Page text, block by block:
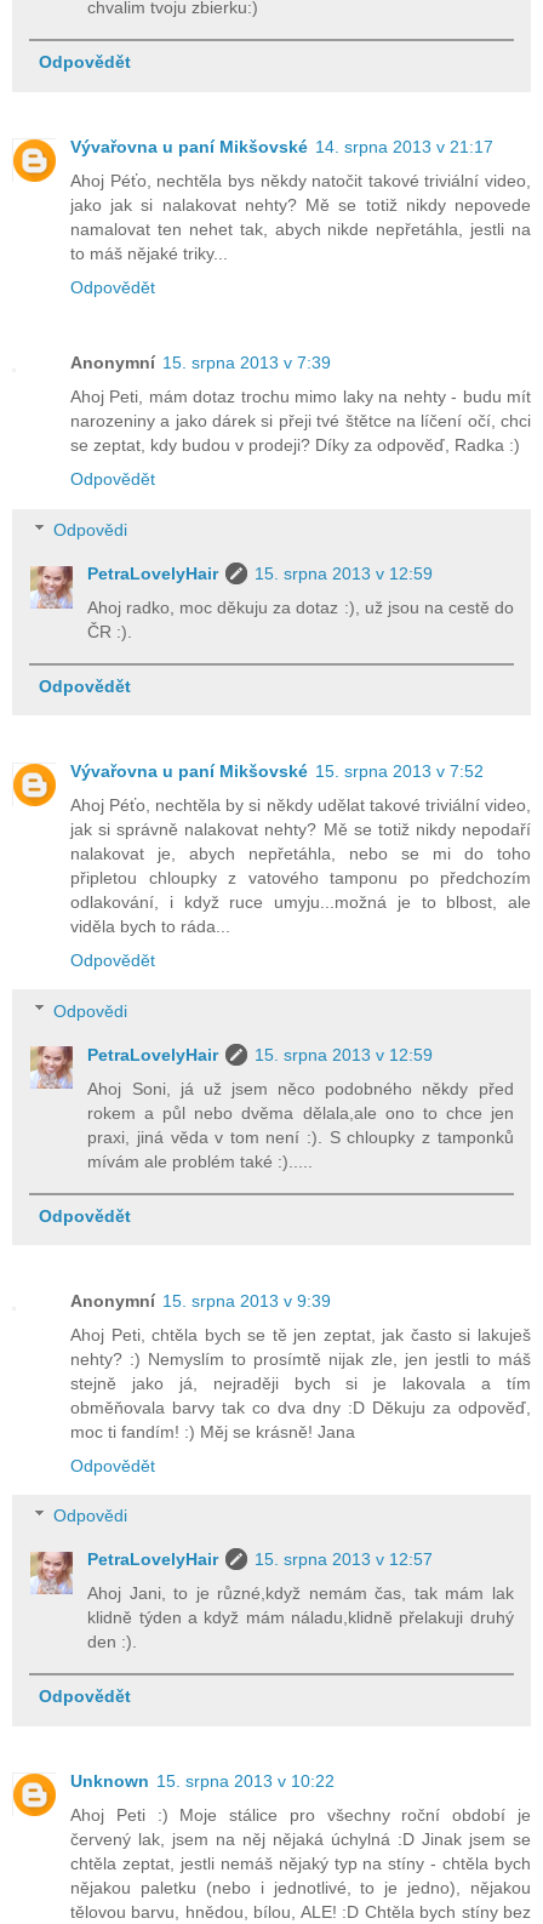
chvalim tvoju zbierku:)
Odpovědět
Vývařovna u paní Mikšovské 14. srpna 2013 v 21:17
Ahoj Péťo, nechtěla bys někdy natočit takové triviální video,
jako jak si nalakovat nehty? Mě se totiž nikdy nepovede
namalovat ten nehet tak, abych nikde nepřetáhla, jestli na
to máš nějaké triky...
Odpovědět
Anonymní 15. srpna 2013 v 7:39
Ahoj Peti, mám dotaz trochu mimo laky na nehty - budu mít
narozeniny a jako dárek si přeji tvé štětce na líčení očí, chci
se zeptat, kdy budou v prodeji? Díky za odpověď, Radka :)
Odpovědět
Odpovědi
PetraLovelyHair
15. srpna 2013 v 12:59
Ahoj radko, moc děkuju za dotaz :), už jsou na cestě do
ČR :).
Odpovědět
Vývařovna u paní Mikšovské 15. srpna 2013 v 7:52
Ahoj Péťo, nechtěla by si někdy udělat takové triviální video,
jak si správně nalakovat nehty? Mě se totiž nikdy nepodaří
nalakovat je, abych nepřetáhla, nebo se mi do toho
připletou chloupky z vatového tamponu po předchozím
odlakování, i když ruce umyju...možná je to blbost, ale
viděla bych to ráda...
Odpovědět
Odpovědi
PetraLovelyHair
15. srpna 2013 v 12:59
Ahoj Soni, já už jsem něco podobného někdy před
rokem a půl nebo dvěma dělala,ale ono to chce jen
praxi, jiná věda v tom není :). S chloupky z tamponků
mívám ale problém také :).....
Odpovědět
Anonymní 15. srpna 2013 v 9:39
Ahoj Peti, chtěla bych se tě jen zeptat, jak často si lakuješ
nehty? :) Nemyslím to prosímtě nijak zle, jen jestli to máš
stejně jako já, nejraději bych si je lakovala a tím
obměňovala barvy tak co dva dny :D Děkuju za odpověď,
moc ti fandím! :) Měj se krásně! Jana
Odpovědět
Odpovědi
PetraLovelyHair
15. srpna 2013 v 12:57
Ahoj Jani, to je různé,když nemám čas, tak mám lak
klidně týden a když mám náladu,klidně přelakuji druhý
den :).
Odpovědět
Unknown 15. srpna 2013 v 10:22
Ahoj Peti :) Moje stálice pro všechny roční období je
červený lak, jsem na něj nějaká úchylná :D Jinak jsem se
chtěla zeptat, jestli nemáš nějaký typ na stíny - chtěla bych
nějakou paletku (nebo i jednotlivé, to je jedno), nějakou
tělovou barvu, hnědou, bílou, ALE! :D Chtěla bych stíny bez